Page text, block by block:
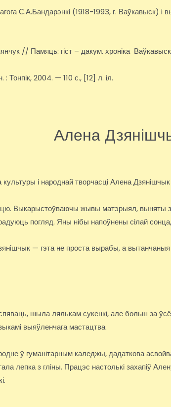
С.А.Бандарэнкi (1918-1993, г. Ваўкавыск)
// Памяць: гіст – дакум. хроніка
2004. — 110 с., [12] л. іл.
Алена
і народнай творчасці Алена
Выкарыстоўваючы жывы матэрыял,
погляд. Яны нібы напоўнены сілай
— гэта не проста вырабы, а
шыла лялькам сукенкі, але больш за
выяўленчага мастацтва.
ў гуманітарным каледжы, дадаткова
лепка з гліны. Працэс настолькі захапіў